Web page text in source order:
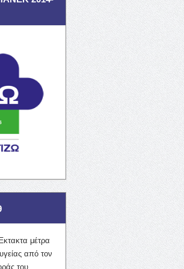
μέτρα
από τον
του